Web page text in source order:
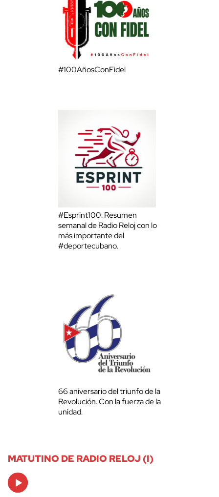
#100AñosConFidel
#Esprint100: Resumen
semanal de Radio Reloj con lo
más importante del
#deportecubano.
66 aniversario del triunfo de la
Revolución. Con la fuerza de la
unidad.
MATUTINO DE RADIO RELOJ (I)
Audio
Player